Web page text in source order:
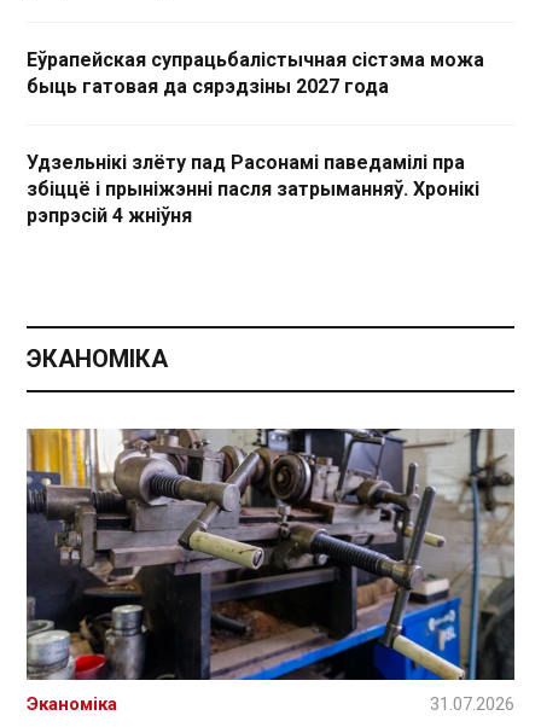
Еўрапейская супрацьбалістычная сістэма можа
быць гатовая да сярэдзіны 2027 года
Удзельнікі злёту пад Расонамі паведамілі пра
збіццё і прыніжэнні пасля затрыманняў. Хронікі
рэпрэсій 4 жніўня
ЭКАНОМІКА
Эканоміка 31.07.2026